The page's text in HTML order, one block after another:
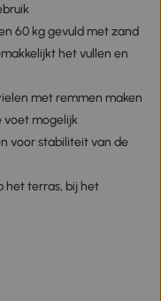
60 kg gevuld met zand
het vullen en
met remmen maken
voet mogelijk
voor stabiliteit van de
het terras, bij het